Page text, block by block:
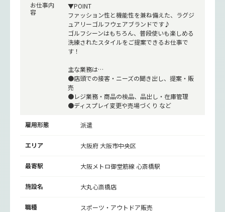
お仕事内
容
▼POINT
ファッション性と機能性を兼ね備えた、ラグジ
ュアリーゴルフウェアブランドです♪
ゴルフシーンはもちろん、普段使いも楽しめる
洗練されたスタイルをご提案できるお仕事で
す！
主な業務は…
●店頭での接客・ニーズの聞き出し、提案・販
売
●レジ業務・商品の検品、品出し・在庫管理
●ディスプレイ変更や売場づくり など
雇用形態 派遣
エリア 大阪府 大阪市中央区
最寄駅 大阪メトロ御堂筋線心斎橋駅
施設名 大丸心斎橋店
職種 スポーツ・アウトドア販売